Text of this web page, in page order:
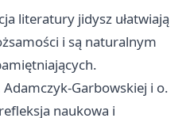
literatury jidysz ułatwiają
i są naturalnym
i o.
naukowa i